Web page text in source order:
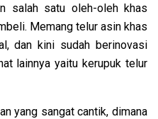
salah satu oleh-oleh khas
Memang telur asin khas
dan kini sudah berinovasi
lainnya yaitu kerupuk telur
yang sangat cantik, dimana